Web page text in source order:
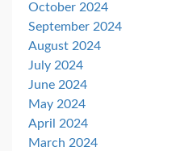
October 2024
September 2024
August 2024
July 2024
June 2024
May 2024
April 2024
March 2024